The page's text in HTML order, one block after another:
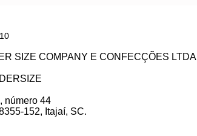
SIZE COMPANY E CONFECÇÕES LTDA
número 44
152, Itajaí, SC.